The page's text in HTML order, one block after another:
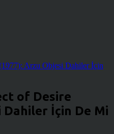
of Desire
Dahiler İçin De Mi